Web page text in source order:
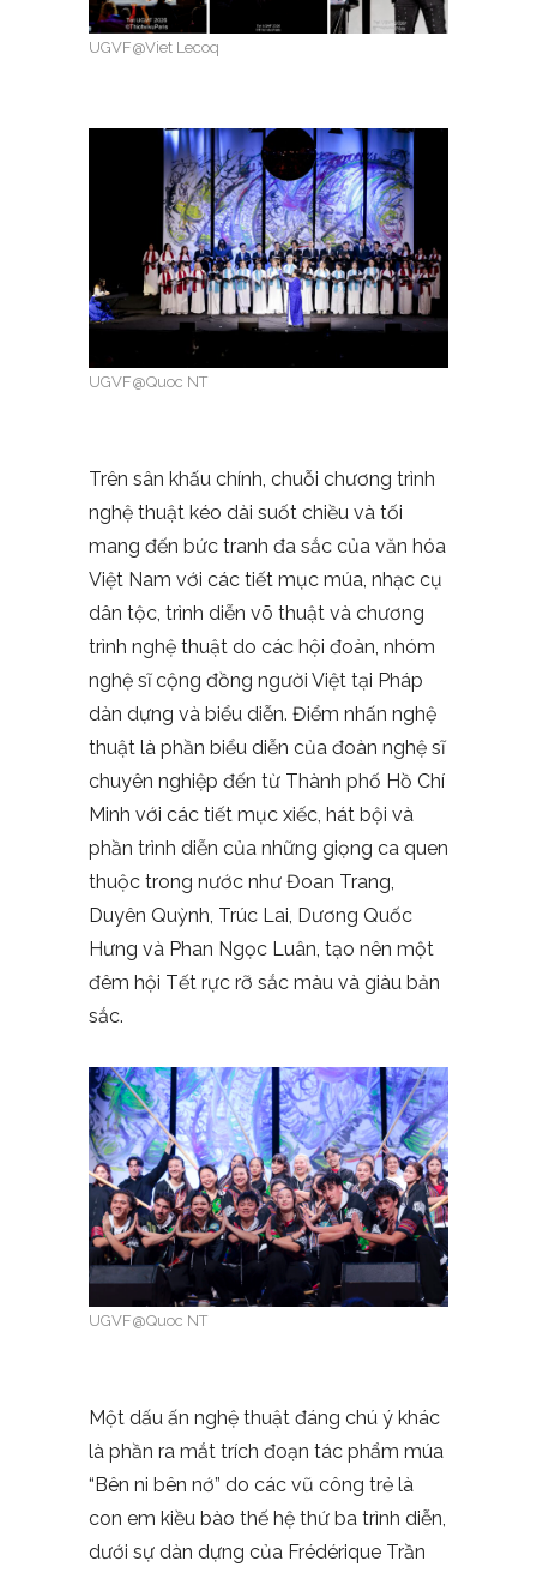
UGVF@Viet Lecoq
UGVF@Quoc NT
Trên sân khấu chính, chuỗi chương trình
nghệ thuật kéo dài suốt chiều và tối
mang đến bức tranh đa sắc của văn hóa
Việt Nam với các tiết mục múa, nhạc cụ
dân tộc, trình diễn võ thuật và chương
trình nghệ thuật do các hội đoàn, nhóm
nghệ sĩ cộng đồng người Việt tại Pháp
dàn dựng và biểu diễn. Điểm nhấn nghệ
thuật là phần biểu diễn của đoàn nghệ sĩ
chuyên nghiệp đến từ Thành phố Hồ Chí
Minh với các tiết mục xiếc, hát bội và
phần trình diễn của những giọng ca quen
thuộc trong nước như Đoan Trang,
Duyên Quỳnh, Trúc Lai, Dương Quốc
Hưng và Phan Ngọc Luân, tạo nên một
đêm hội Tết rực rỡ sắc màu và giàu bản
sắc.
UGVF@Quoc NT
Một dấu ấn nghệ thuật đáng chú ý khác
là phần ra mắt trích đoạn tác phẩm múa
“Bên ni bên nớ” do các vũ công trẻ là
con em kiều bào thế hệ thứ ba trình diễn,
dưới sự dàn dựng của Frédérique Trần